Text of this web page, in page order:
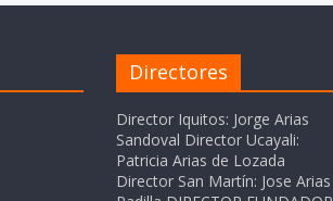
Directores
Director Iquitos: Jorge Arias
Sandoval Director Ucayali:
Patricia Arias de Lozada
Director San Martín: Jose Arias